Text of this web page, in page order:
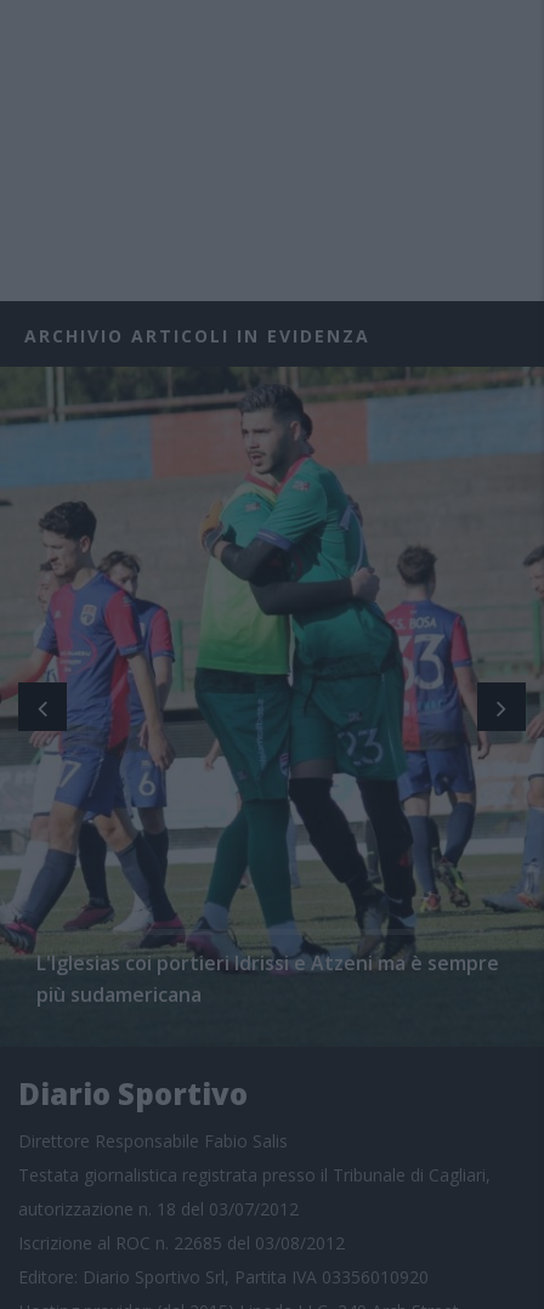
ARCHIVIO ARTICOLI IN EVIDENZA
L'Iglesias coi portieri Idrissi e Atzeni ma è sempre
più sudamericana
Diario Sportivo
Direttore Responsabile Fabio Salis
Testata giornalistica registrata presso il Tribunale di Cagliari,
autorizzazione n. 18 del 03/07/2012
Iscrizione al ROC n. 22685 del 03/08/2012
Editore: Diario Sportivo Srl, Partita IVA 03356010920